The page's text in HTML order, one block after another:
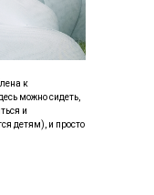
к
можно сидеть,
и
детям), и просто